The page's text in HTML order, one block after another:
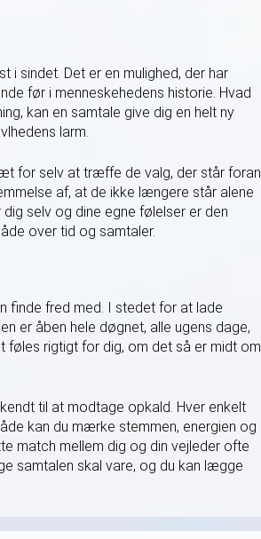
i sindet. Det er en mulighed, der har
før i menneskehedens historie. Hvad
kan en samtale give dig en helt ny
larm.
for selv at træffe de valg, der står foran
af, at de ikke længere står alene
selv og dine egne følelser er den
over tid og samtaler.
finde fred med. I stedet for at lade
er åben hele døgnet, alle ugens dage,
føles rigtigt for dig, om det så er midt om
til at modtage opkald. Hver enkelt
kan du mærke stemmen, energien og
match mellem dig og din vejleder ofte
samtalen skal vare, og du kan lægge